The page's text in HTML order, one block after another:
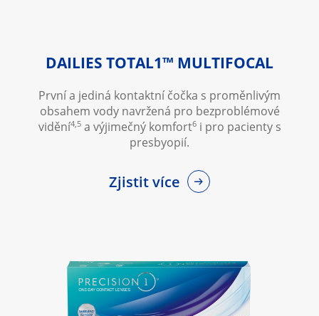
DAILIES TOTAL1™ MULTIFOCAL
První a jediná kontaktní čočka s proměnlivým
obsahem vody navržená pro bezproblémové
vidění4,5a výjimečný komfort6i pro pacienty s
presbyopií.
Zjistit více